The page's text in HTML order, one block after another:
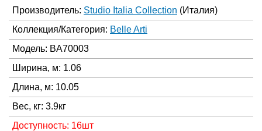
Производитель: Studio Italia Collection (Италия)
Коллекция/Категория: Belle Arti
Модель: BA70003
Ширина, м: 1.06
Длина, м: 10.05
Вес, кг: 3.9кг
Доступность: 16шт